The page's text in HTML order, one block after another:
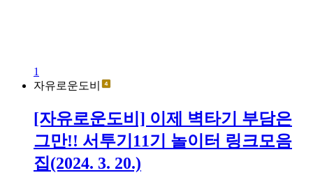
1
자유로운도비
[자유로운도비] 이제 벽타기 부담은
그만!! 서투기11기 놀이터 링크모음
집(2024. 3. 20.)